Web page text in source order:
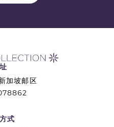
加坡邮区
式